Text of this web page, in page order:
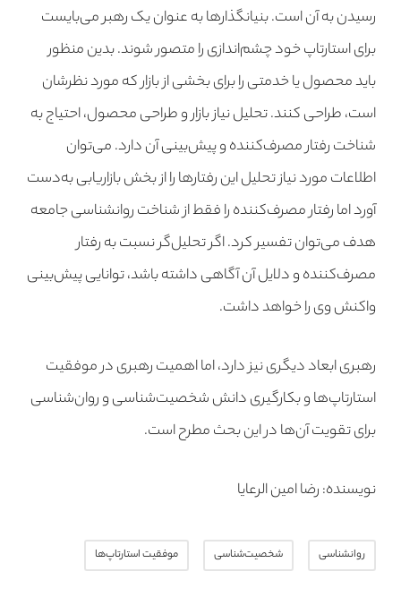
رسیدن به آن است. بنیانگذارها به عنوان یک رهبر می‌بایست
برای استارتاپ خود چشم‌اندازی را متصور شوند. بدین منظور
باید محصول یا خدمتی را برای بخشی از بازار که مورد نظرشان
است، طراحی کنند. تحلیل نیاز بازار و طراحی محصول، احتیاج به
شناخت رفتار مصرف‌کننده و پیش‌بینی آن دارد. می‌توان
اطلاعات مورد نیاز تحلیل این رفتار‌ها را از بخش‌ بازاریابی به‌دست
آورد اما رفتار مصرف‌کننده را فقط از شناخت روانشناسی جامعه
هدف می‌توان تفسیر کرد. اگر تحلیل‌گر نسبت به رفتار
مصرف‌کننده و دلایل آن آگاهی داشته باشد، توانایی پیش‌بینی
واکنش وی را خواهد داشت.
رهبری ابعاد دیگری نیز دارد، اما اهمیت رهبری در موفقیت
استارتاپ‌ها و بکارگیری دانش شخصیت‌شناسی و روان‌شناسی
برای تقویت آن‌ها در این بحث مطرح است.
نویسنده: رضا امین الرعایا
روانشناسی شخصیت‌شناسی موفقیت استارتاپ‌ها